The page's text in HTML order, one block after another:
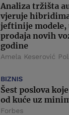
Analiza tržišta
vjeruje
jeftinije modele,
prodaja novih
godine
Amela Keserović
BIZNIS
Šest poslova
od kuće uz
Forbes